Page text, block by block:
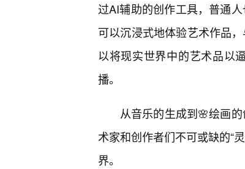
过AI辅助的创作工具，普通
可以沉浸式地体验艺术作品
以将现实世界中的艺术品以
播。
从音乐的生成到🌸绘画
术家和创作者们不可或缺的“
界。